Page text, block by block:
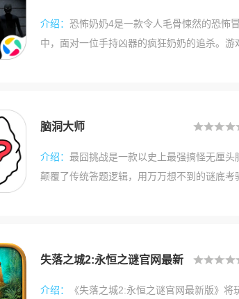
介绍： 恐怖奶奶4是一款令人毛骨悚然的恐怖
中，面对一位手持凶器的疯狂奶奶的追杀。
脑洞大师
介绍： 最囧挑战是一款以史上最强搞怪无厘
颠覆了传统答题逻辑，用万万想不到的谜底
个颠覆想象的无限欢乐体验。 官方介绍 史上
考验。想要通关？必须打破常规
失落之城2:永恒之谜官网最新
介绍：
《失落之城2:永恒之谜官网最新版》